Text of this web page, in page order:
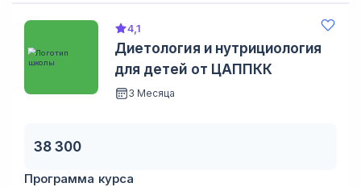
4,1
Диетология и нутрициология
для детей от ЦАППКК
3 Месяца
38 300
Программа курса